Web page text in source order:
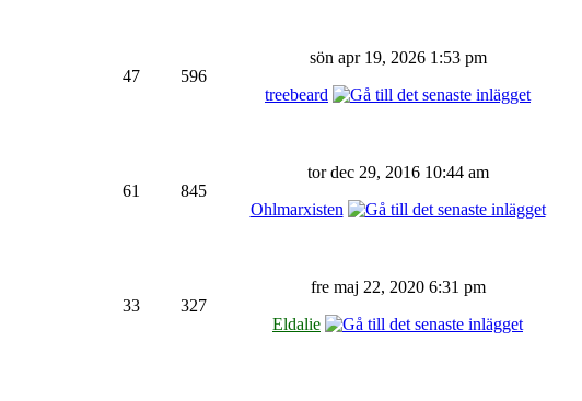
47 596
sön apr 19, 2026 1:53 pm
treebeard
61 845
tor dec 29, 2016 10:44 am
Ohlmarxisten
33 327
fre maj 22, 2020 6:31 pm
Eldalie